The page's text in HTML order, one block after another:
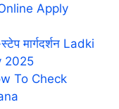
Apply
मार्गदर्शन Ladki
2025
To Check